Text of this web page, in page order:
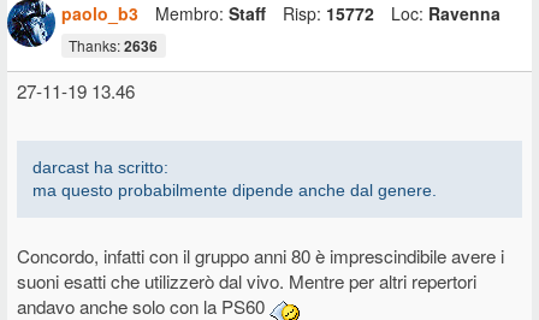
paolo_b3
Membro: Staff Risp: 15772 Loc: Ravenna
Thanks:2636
27-11-19 13.46
darcast ha scritto:
ma questo probabilmente dipende anche dal genere.
Concordo, infatti con il gruppo anni 80 è imprescindibile avere i
suoni esatti che utilizzerò dal vivo. Mentre per altri repertori
andavo anche solo con la PS60